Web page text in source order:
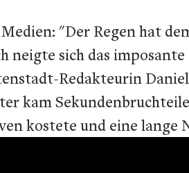
"Der Regen hat
sich das imposante
Redakteurin
kam
kostete und eine lange